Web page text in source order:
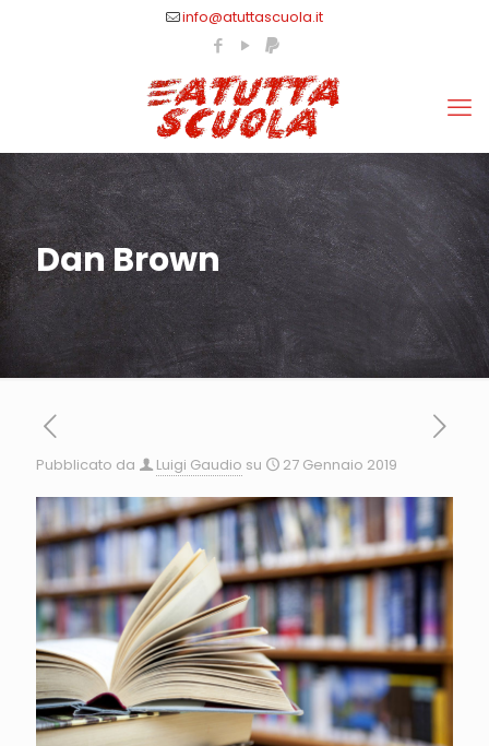
info@atuttascuola.it
Dan Brown
Pubblicato da Luigi Gaudio su 27 Gennaio 2019